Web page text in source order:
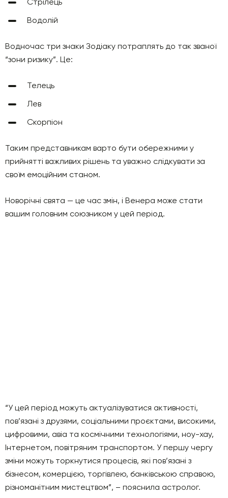
Водолій
Водночас три знаки Зодіаку потраплять до так званої
“зони ризику”. Це:
Телець
Лев
Скорпіон
Таким представникам варто бути обережними у
прийнятті важливих рішень та уважно слідкувати за
своїм емоційним станом.
Новорічні свята — це час змін, і Венера може стати
вашим головним союзником у цей період.
“У цей період можуть актуалізуватися активності,
пов’язані з друзями, соціальними проєктами, високими,
цифровими, авіа та космічними технологіями, ноу-хау,
Інтернетом, повітряним транспортом. У першу чергу
зміни можуть торкнутися процесів, які пов’язані з
бізнесом, комерцією, торгівлею, банківською справою,
різноманітним мистецтвом”, – пояснила астролог.